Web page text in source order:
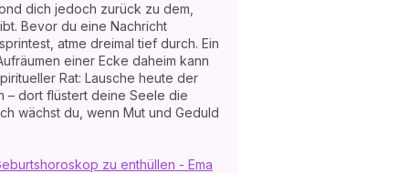
dich jedoch zurück zu dem,
Bevor du eine Nachricht
atme dreimal tief durch. Ein
einer Ecke daheim kann
Rat: Lausche heute der
– dort flüstert deine Seele die
wächst du, wenn Mut und Geduld
zu enthüllen - Ema